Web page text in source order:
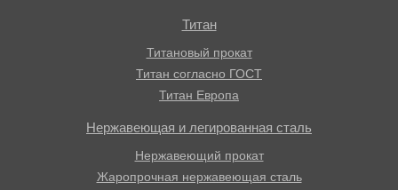
Титан
Титановый прокат
Титан согласно ГОСТ
Титан Европа
Нержавеющая и легированная сталь
Нержавеющий прокат
Жаропрочная нержавеющая сталь